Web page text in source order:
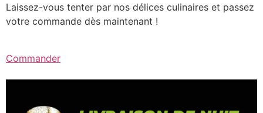
Laissez-vous tenter par nos délices culinaires et passez
votre commande dès maintenant !
Commander